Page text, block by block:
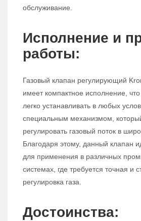
обслуживание.
Исполнение и
работы:
Газовый клапан регулирующий
имеет компактное исполнение, что
легко устанавливать в любых
специальным механизмом,
регулировать газовый поток в
Благодаря этому, данный клапан
для применения в различных
системах, где требуется точная и
регулировка газа.
Достоинства: